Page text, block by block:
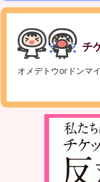
チ
オメデトウorドンマ